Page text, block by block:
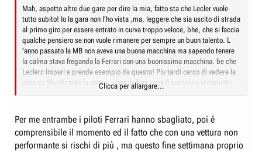
Mah, aspetto altre due gare per dire la mia, fatto sta che Lecler vuole
tutto subito! Io la gara non l'ho vista ,ma, leggere che sia uscito di strada
al primo giro per essere entrato in curva troppo veloce, bhe, che si faccia
qualche pensiero se non vuole rimanere per sempre un buon talento. L
'anno passato la MB non aveva una buona macchina ma sapendo tenere
la calma stava fregando la Ferrari con una buonissima macchina. be che
Leclerc impari e prende esempio da questo! Piu tardi cerco di vedere la
gara su Sky durante la notte.... per vedere cosa é successo veramente
.... Anche il caso di Sainz mi sembra strano dai secondi che ha mostrato
Clicca per allargare...
Per me entrambe i piloti Ferrari hanno sbagliato, poi è
comprensibile il momento ed il fatto che con una vettura non
performante si rischi di più , ma questo fine settimana proprio